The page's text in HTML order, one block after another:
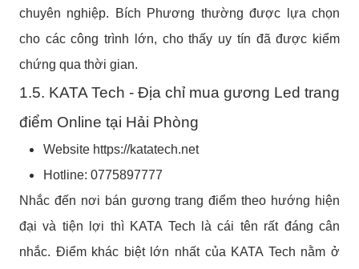
chuyên nghiệp. Bích Phương thường được lựa chọn
cho các công trình lớn, cho thấy uy tín đã được kiểm
chứng qua thời gian.
1.5. KATA Tech - Địa chỉ mua gương Led trang
điểm Online tại Hải Phòng
Website https://katatech.net
Hotline: 0775897777
Nhắc đến nơi bán gương trang điểm theo hướng hiện
đại và tiện lợi thì KATA Tech là cái tên rất đáng cân
nhắc. Điểm khác biệt lớn nhất của KATA Tech nằm ở